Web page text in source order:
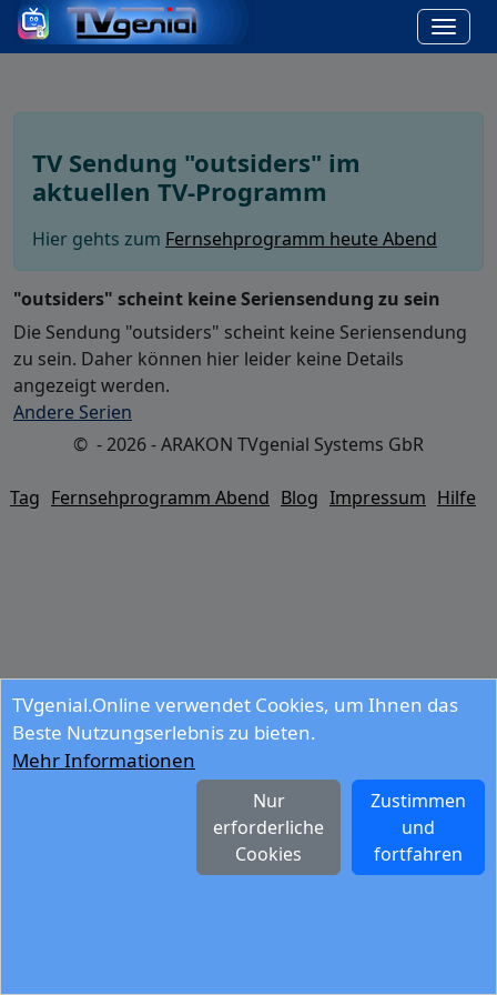
TVgenial.Online verwendet Cookies, um Ihnen das
Beste Nutzungserlebnis zu bieten.
Mehr Informationen
Zustimmen
und
fortfahren
Nur
erforderliche
Cookies
TV Sendung "outsiders" im
aktuellen TV-Programm
Hier gehts zum Fernsehprogramm heute Abend
"outsiders" scheint keine Seriensendung zu sein
Die Sendung "outsiders" scheint keine Seriensendung
zu sein. Daher können hier leider keine Details
angezeigt werden.
Andere Serien
© - 2026 - ARAKON TVgenial Systems GbR
Tag Fernsehprogramm Abend Blog Impressum Hilfe